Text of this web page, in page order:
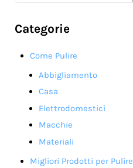
Categorie
Come Pulire
Abbigliamento
Casa
Elettrodomestici
Macchie
Materiali
Migliori Prodotti per Pulire